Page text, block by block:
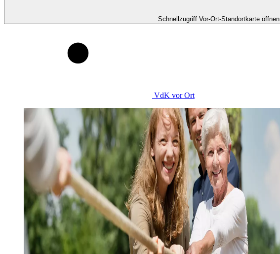
Schnellzugriff Vor-Ort-Standortkarte öffnen
VdK vor Ort